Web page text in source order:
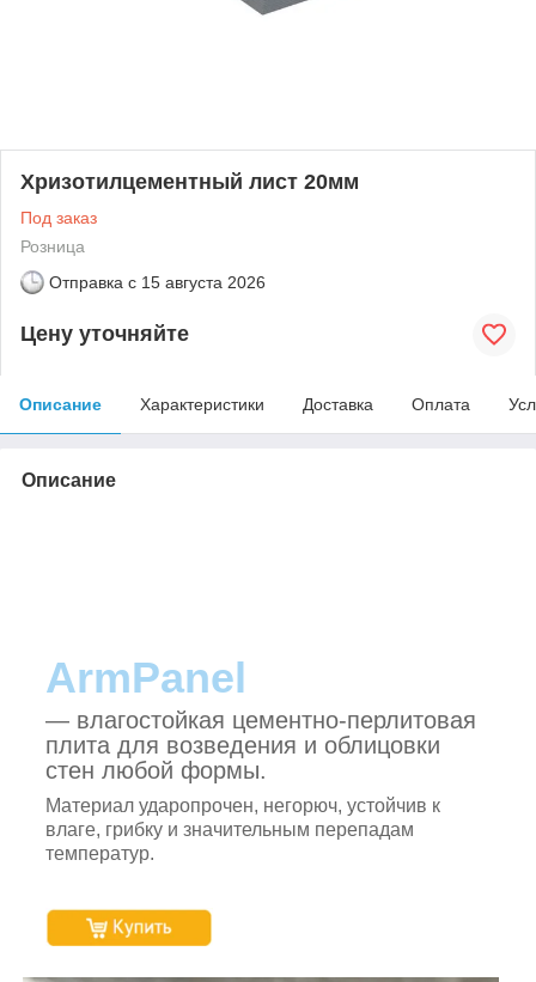
Хризотилцементный лист 20мм
Под заказ
Розница
Отправка с 15 августа 2026
Цену уточняйте
Описание Характеристики Доставка Оплата
Описание
ArmPanel
— влагостойкая цементно-перлитовая
плита для возведения и облицовки
стен любой формы.
Материал ударопрочен, негорюч, устойчив к
влаге, грибку и значительным перепадам
температур.